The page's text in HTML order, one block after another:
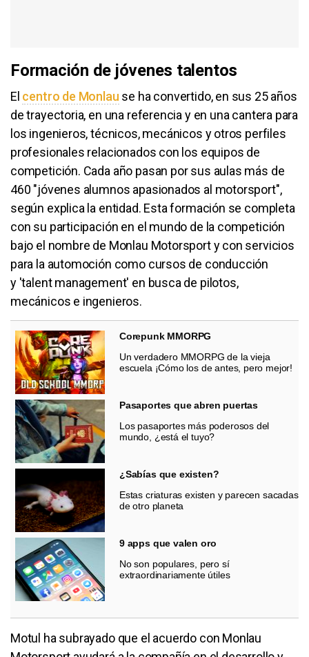
Formación de jóvenes talentos
El centro de Monlau ​ se ha convertido, en sus 25 años
de trayectoria, en una referencia y en una cantera para
los ingenieros, técnicos, mecánicos y otros perfiles
profesionales relacionados con los equipos de
competición. Cada año pasan por sus aulas más de
460 "jóvenes alumnos apasionados al motorsport",
según explica la entidad. Esta formación se completa
con su participación en el mundo de la competición
bajo el nombre de Monlau Motorsport y con servicios
para la automoción como cursos de conducción
y 'talent management' en busca de pilotos,
mecánicos e ingenieros.
Corepunk MMORPG
Un verdadero MMORPG de la vieja
escuela ¡Cómo los de antes, pero mejor!
Pasaportes que abren puertas
Los pasaportes más poderosos del
mundo, ¿está el tuyo?
¿Sabías que existen?
Estas criaturas existen y parecen sacadas
de otro planeta
9 apps que valen oro
No son populares, pero sí
extraordinariamente útiles
Motul ha subrayado que el acuerdo con Monlau